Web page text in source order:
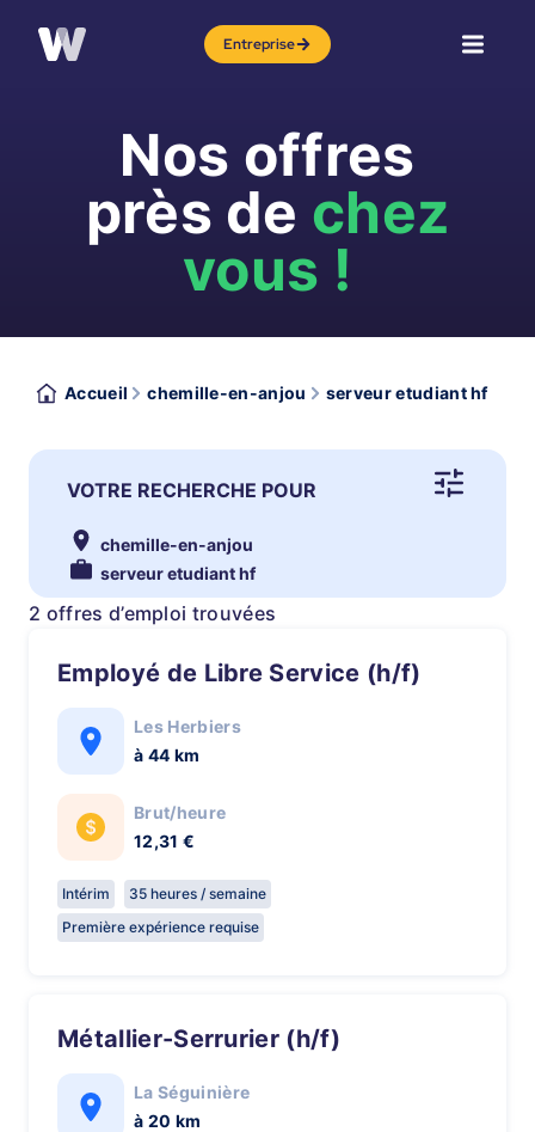
Entreprise
Nos offres
près de chez
vous !
Accueil chemille-en-anjou serveur etudiant hf
VOTRE RECHERCHE POUR
chemille-en-anjou
serveur etudiant hf
2 offres d’emploi trouvées
Employé de Libre Service (h/f)
Les Herbiers
à 44 km
Brut/heure
12,31 €
Intérim
35 heures / semaine
Première expérience requise
Métallier-Serrurier (h/f)
La Séguinière
à 20 km